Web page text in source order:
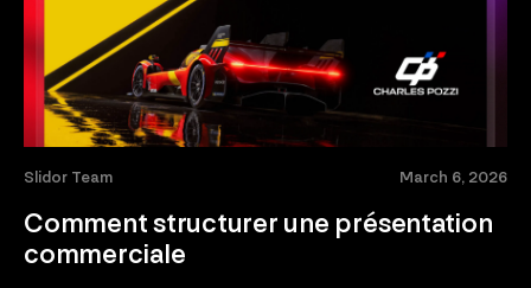
Slidor Team March 6, 2026
Comment structurer une présentation
commerciale